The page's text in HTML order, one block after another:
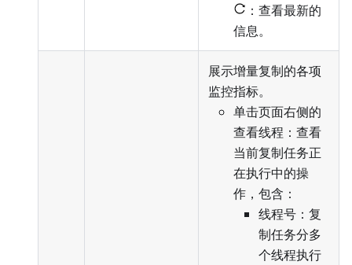
：查看最新的
信息。
展示增量复制的各项
监控指标。
单击页面右侧的
查看线程：查看
当前复制任务正
在执行中的操
作，包含：
线程号：复
制任务分多
个线程执行